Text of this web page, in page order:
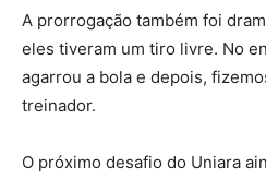
A prorrogação também foi
eles tiveram um tiro livre. No
agarrou a bola e depois,
treinador.
O próximo desafio do Uniara